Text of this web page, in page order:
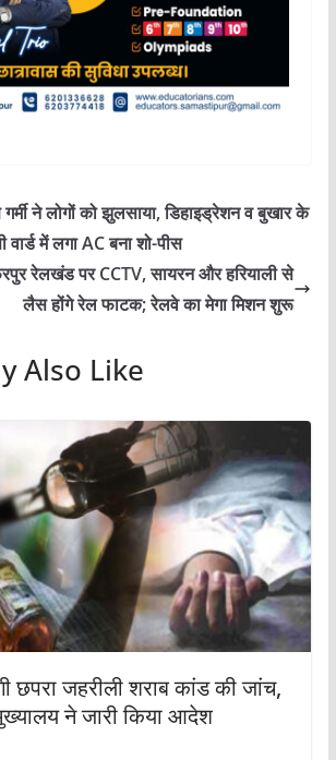
ने लोगों को झुलसाया, डिहाइड्रेशन व बुखार के
में लगा AC बना शो-पीस
रेलखंड पर CCTV, सायरन और हरियाली से
लैस होंगे रेल फाटक; रेलवे का मेगा मिशन शुरू
Also Like
छपरा जहरीली शराब कांड की जांच,
ने जारी किया आदेश